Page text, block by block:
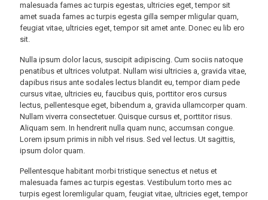
malesuada fames ac turpis egestas, ultricies eget, tempor sit
amet suada fames ac turpis egesta gilla semper mligular quam,
feugiat vitae, ultricies eget, tempor sit amet ante. Donec eu lib ero
sit.
Nulla ipsum dolor lacus, suscipit adipiscing. Cum sociis natoque
penatibus et ultrices volutpat. Nullam wisi ultricies a, gravida vitae,
dapibus risus ante sodales lectus blandit eu, tempor diam pede
cursus vitae, ultricies eu, faucibus quis, porttitor eros cursus
lectus, pellentesque eget, bibendum a, gravida ullamcorper quam.
Nullam viverra consectetuer. Quisque cursus et, porttitor risus.
Aliquam sem. In hendrerit nulla quam nunc, accumsan congue.
Lorem ipsum primis in nibh vel risus. Sed vel lectus. Ut sagittis,
ipsum dolor quam.
Pellentesque habitant morbi tristique senectus et netus et
malesuada fames ac turpis egestas. Vestibulum torto mes ac
turpis egest loremligular quam, feugiat vitae, ultricies eget, tempor